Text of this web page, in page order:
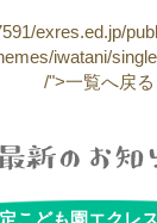
exres.ed.jp/
iwatani/
/">一覧へ戻る
こども園エクレ